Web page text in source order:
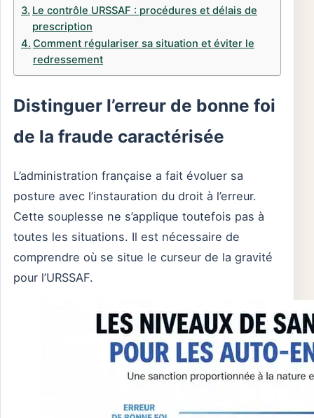
Le contrôle URSSAF : procédures et délais de
prescription
Comment régulariser sa situation et éviter le
redressement
Distinguer l’erreur de bonne foi
de la fraude caractérisée
L’administration française a fait évoluer sa
posture avec l’instauration du droit à l’erreur.
Cette souplesse ne s’applique toutefois pas à
toutes les situations. Il est nécessaire de
comprendre où se situe le curseur de la gravité
pour l’URSSAF.